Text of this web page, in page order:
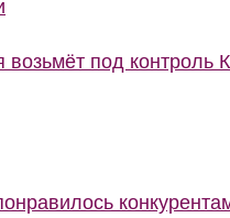
под контроль